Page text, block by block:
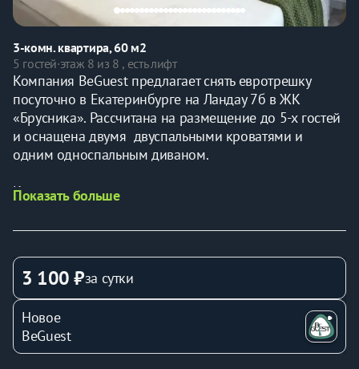
3-комн. квартира, 60 м2
5 гостей·этаж 8 из 8 , есть лифт
Компания BeGuest предлагает снять евротрешку
посуточно в Екатеринбурге на Ландау 7б в ЖК
«Брусника». Рассчитана на размещение до 5-х гостей
и оснащена двумя  двуспальными кроватями и
одним односпальным диваном.
Ключевые преимущества:
ожидания
и односпальный диван)
* Стоимость в объявлении указана за 4 гостей, свыше
4 гостей доплата 500р
* Идеальная транспортная доступность.
* Отчётные документы для командированных
* Всё включено — от постельного белья до Wi-Fi
Показать больше
3 100 ₽за сутки
Новое
BeGuest